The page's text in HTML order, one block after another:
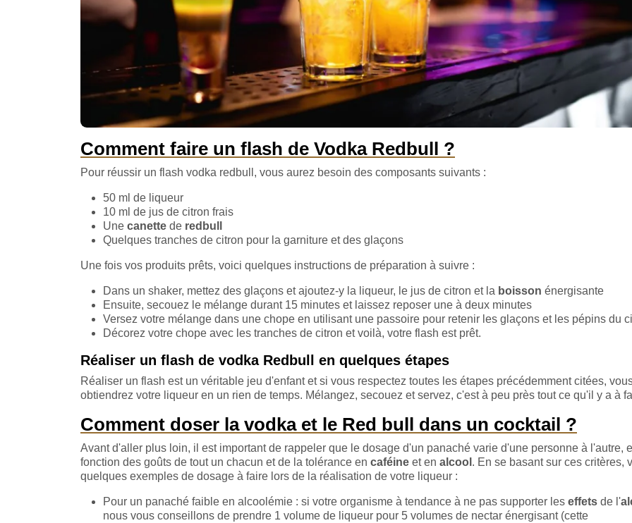
Comment faire un flash de Vodka Redbull ?
Pour réussir un flash vodka redbull, vous aurez besoin des composants suivants :
50 ml de liqueur
10 ml de jus de citron frais
Une canette de redbull
Quelques tranches de citron pour la garniture et des glaçons
Une fois vos produits prêts, voici quelques instructions de préparation à suivre :
Dans un shaker, mettez des glaçons et ajoutez-y la liqueur, le jus de citron et la boisson énergisante
Ensuite, secouez le mélange durant 15 minutes et laissez reposer une à deux minutes
Versez votre mélange dans une chope en utilisant une passoire pour retenir les glaçons et les pépins du
Décorez votre chope avec les tranches de citron et voilà, votre flash est prêt.
Réaliser un flash de vodka Redbull en quelques étapes
Réaliser un flash est un véritable jeu d'enfant et si vous respectez toutes les étapes précédemment citées,
obtiendrez votre liqueur en un rien de temps. Mélangez, secouez et servez, c'est à peu près tout ce qu'il y a à
Comment doser la vodka et le Red bull dans un cocktail ?
Avant d'aller plus loin, il est important de rappeler que le dosage d'un panaché varie d'une personne à l'autre,
fonction des goûts de tout un chacun et de la tolérance en caféine et en alcool . En se basant sur ces critères,
quelques exemples de dosage à faire lors de la réalisation de votre liqueur :
Pour un panaché faible en alcoolémie : si votre organisme à tendance à ne pas supporter les effets de l'
nous vous conseillons de prendre 1 volume de liqueur pour 5 volumes de nectar énergisant (cette